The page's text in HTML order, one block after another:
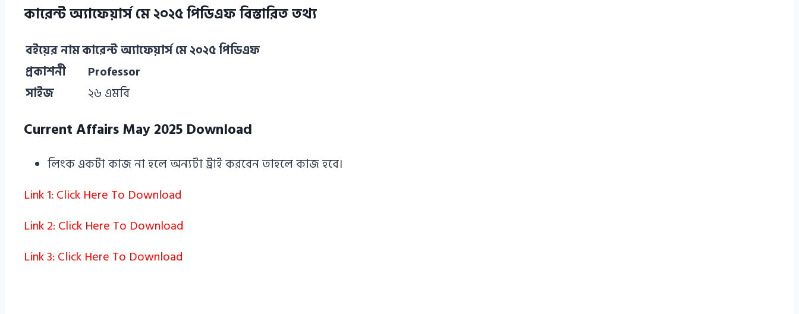
কারেন্ট অ্যাফেয়ার্স মে ২০২৫ পিডিএফ বিস্তারিত তথ্য
বইয়ের নামকারেন্ট অ্যাফেয়ার্স মে ২০২৫ পিডিএফ
প্রকাশনী
Professor
সাইজ
২৬ এমবি
Current Affairs May 2025 Download
লিংক একটা কাজ না হলে অন্যটা ট্রাই করবেন তাহলে কাজ হবে।
Link 1: Click Here To Download
Link 2: Click Here To Download
Link 3: Click Here To Download